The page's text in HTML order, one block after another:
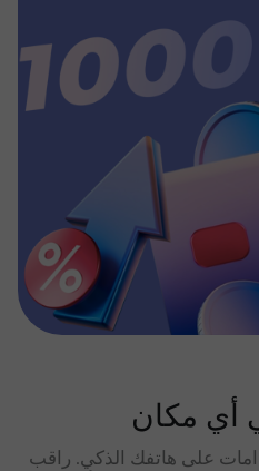
أي مكان
على هاتفك الذكي. راقب